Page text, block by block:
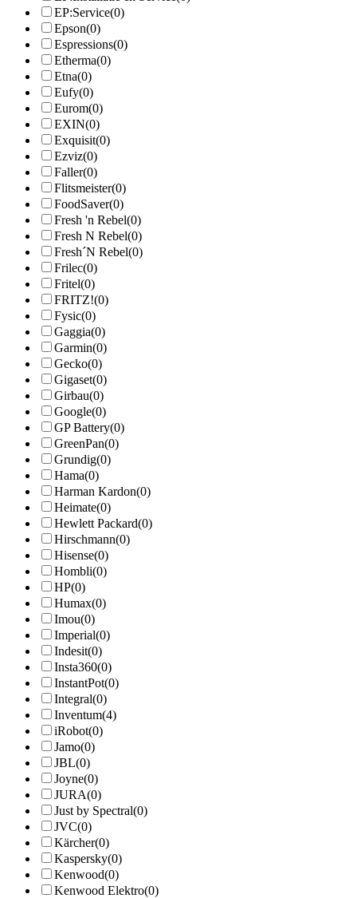
EP:Service(0)
Epson(0)
Espressions(0)
Etherma(0)
Etna(0)
Eufy(0)
Eurom(0)
EXIN(0)
Exquisit(0)
Ezviz(0)
Faller(0)
Flitsmeister(0)
FoodSaver(0)
Fresh 'n Rebel(0)
Fresh N Rebel(0)
Fresh´N Rebel(0)
Frilec(0)
Fritel(0)
FRITZ!(0)
Fysic(0)
Gaggia(0)
Garmin(0)
Gecko(0)
Gigaset(0)
Girbau(0)
Google(0)
GP Battery(0)
GreenPan(0)
Grundig(0)
Hama(0)
Harman Kardon(0)
Heimate(0)
Hewlett Packard(0)
Hirschmann(0)
Hisense(0)
Hombli(0)
HP(0)
Humax(0)
Imou(0)
Imperial(0)
Indesit(0)
Insta360(0)
InstantPot(0)
Integral(0)
Inventum(4)
iRobot(0)
Jamo(0)
JBL(0)
Joyne(0)
JURA(0)
Just by Spectral(0)
JVC(0)
Kärcher(0)
Kaspersky(0)
Kenwood(0)
Kenwood Elektro(0)